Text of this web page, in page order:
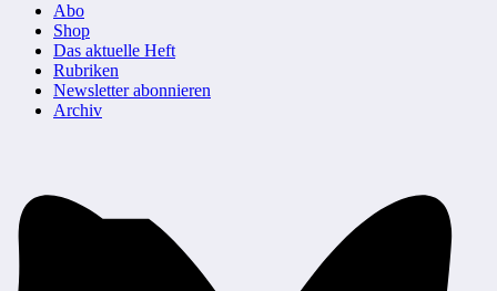
Abo
Shop
Das aktuelle Heft
Rubriken
Newsletter abonnieren
Archiv